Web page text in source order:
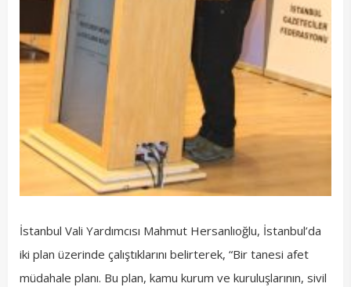
İstanbul Vali Yardımcısı Mahmut Hersanlıoğlu, İstanbul’da
iki plan üzerinde çalıştıklarını belirterek, “Bir tanesi afet
müdahale planı. Bu plan, kamu kurum ve kuruluşlarının, sivil